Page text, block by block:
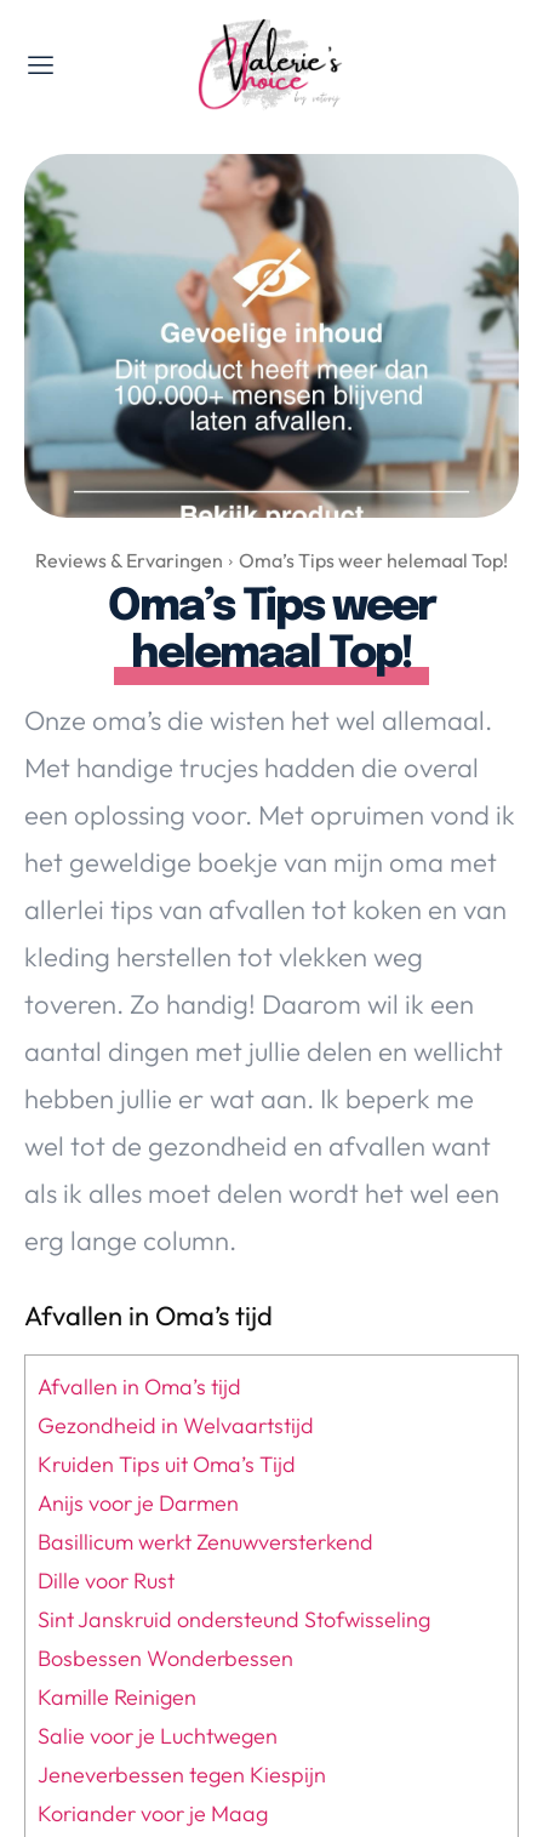
Valerie's Topics
Travel & Culture
Food & Drinks
Happyness & Opmerkelijk
Lifestyle, Sport & Duurzaamheid
Gadgets & Tech
Top 5 van Valerie
Health & Beauty
Huis & Tuin
Nieuws & Media
Over Valerie
Over Valerie
De Top 5
VALERIE'S CHOICE
Food & Drinks Health & Beauty Gadgets
Huis & Tuin
Travel
Lifestyle
Reviews & Ervaringen Oma’s Tips weer helemaal Top!
Oma’s Tips weer
helemaal Top!
Onze oma’s die wisten het wel allemaal.
Met handige trucjes hadden die overal
een oplossing voor. Met opruimen vond ik
het geweldige boekje van mijn oma met
allerlei tips van afvallen tot koken en van
kleding herstellen tot vlekken weg
toveren. Zo handig! Daarom wil ik een
aantal dingen met jullie delen en wellicht
hebben jullie er wat aan. Ik beperk me
wel tot de gezondheid en afvallen want
als ik alles moet delen wordt het wel een
erg lange column.
Afvallen in Oma’s tijd
Afvallen in Oma’s tijd
Gezondheid in Welvaartstijd
Kruiden Tips uit Oma’s Tijd
Anijs voor je Darmen
Basillicum werkt Zenuwversterkend
Dille voor Rust
Sint Janskruid ondersteund Stofwisseling
Bosbessen Wonderbessen
Kamille Reinigen
Salie voor je Luchtwegen
Jeneverbessen tegen Kiespijn
Koriander voor je Maag